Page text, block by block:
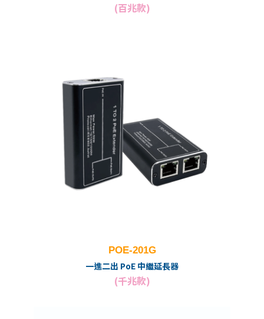
(百兆款)
POE-201G
一進二出 PoE 中繼延長器
(千兆款)